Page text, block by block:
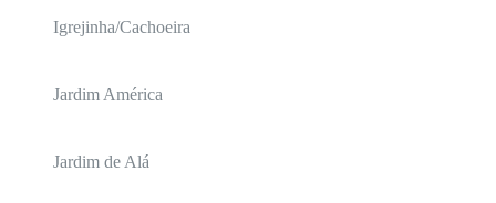
Igrejinha/Cachoeira
Jardim América
Jardim de Alá